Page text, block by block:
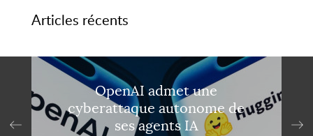
Articles récents
OpenAI admet une
cyberattaque autonome de
ses agents IA